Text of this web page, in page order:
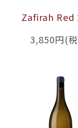
Zafirah Red
3,850円(